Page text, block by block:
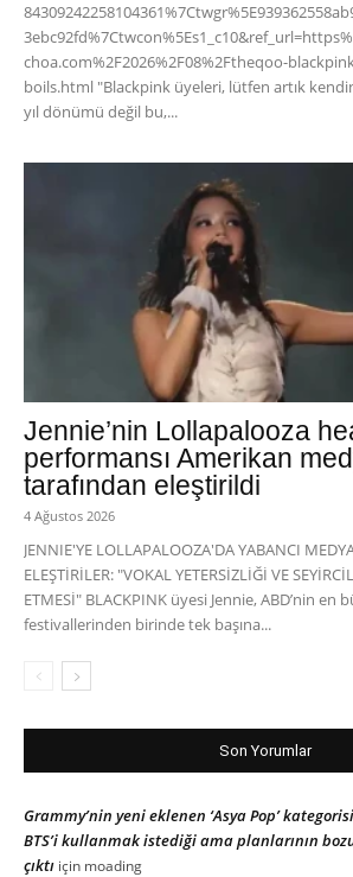
choa.com%2F2026%2F08%2Ftheqoo-
boils.html "Blackpink üyeleri, lütfen artık
yıl dönümü değil bu,...
Jennie’nin Lollapalooza
performansı Amerikan
tarafından eleştirildi
4 Ağustos 2026
JENNIE'YE LOLLAPALOOZA'DA YABANCI
ELEŞTİRİLER: "VOKAL YETERSİZLİĞİ VE
ETMESİ" BLACKPINK üyesi Jennie, ABD’nin en
festivallerinden birinde tek başına...
Son Yorumlar
Grammy’nin yeni eklenen ‘Asya Pop’
BTS’i kullanmak istediği ama planlarının
çıktı için moading